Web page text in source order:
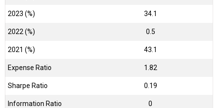
2023 (%) 34.1
2022 (%) 0.5
2021 (%) 43.1
Expense Ratio 1.82
Sharpe Ratio 0.19
Information Ratio 0